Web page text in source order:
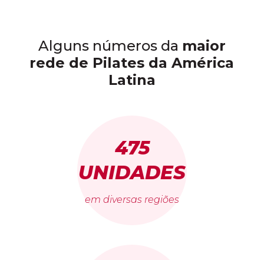
Alguns números da maior
rede de Pilates da América
Latina
475
UNIDADES
em diversas regiões